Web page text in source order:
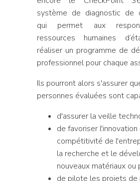
système de diagnostic de
qui permet aux
ressources humaines
réaliser un programme de
professionnel pour chaque
Ils pourront alors s'assurer
personnes évaluées sont
d'assurer la veille
de favoriser l'innovation
compétitivité de
la recherche et le
nouveaux matériaux ou
de pilote les projets de